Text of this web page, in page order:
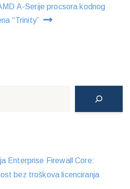
A-Serije procsora kodnog
“Trinity”
Enterprise Firewall Core:
bez troškova licenciranja